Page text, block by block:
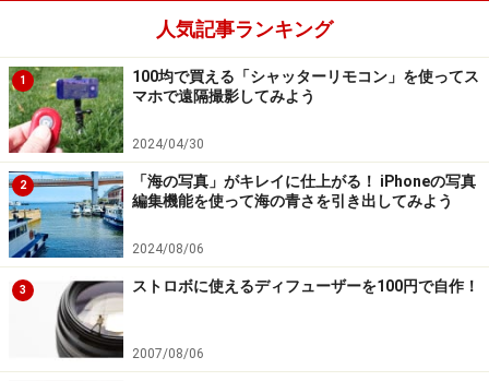
合うとは限りません。
この自動的に行われるピント合わせで意図したところと
別の箇所にピントが合ってしまうことが、思い通りとは
違うところにピントの合った写真になる理由です。
フォーカスロックで撮れば思い通りにピン
ト合わせが可能
人気記事ランキング
1
100均で買える「シャッターリモコン」を使ってス
マホで遠隔撮影してみよう
2024/04/30
2
「海の写真」がキレイに仕上がる！ iPhoneの写真
編集機能を使って海の青さを引き出してみよう
2024/08/06
3 ストロボに使えるディフューザーを100円で自作！
2007/08/06